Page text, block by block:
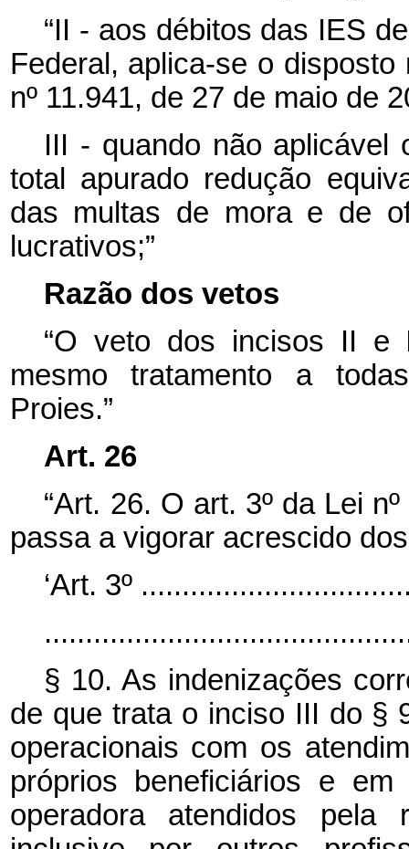
“II - aos débitos das IES
Federal, aplica-se o
nº 11.941, de 27 de maio de
III - quando não aplicável
total apurado redução
das multas de mora e de
lucrativos;”
Razão dos vetos
“O veto dos incisos II e
mesmo tratamento a
Proies.”
Art. 26
“Art. 26. O art. 3º da Lei
passa a vigorar acrescido
‘Art. 3º
§ 10. As indenizações
de que trata o inciso III do §
operacionais com os
próprios beneficiários e
operadora atendidos pela